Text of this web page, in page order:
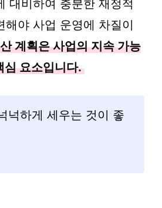
대비하여 충분한 재정적
해야 사업 운영에 차질이
계획은 사업의 지속 가능
심 요소입니다.
넉하게 세우는 것이 좋